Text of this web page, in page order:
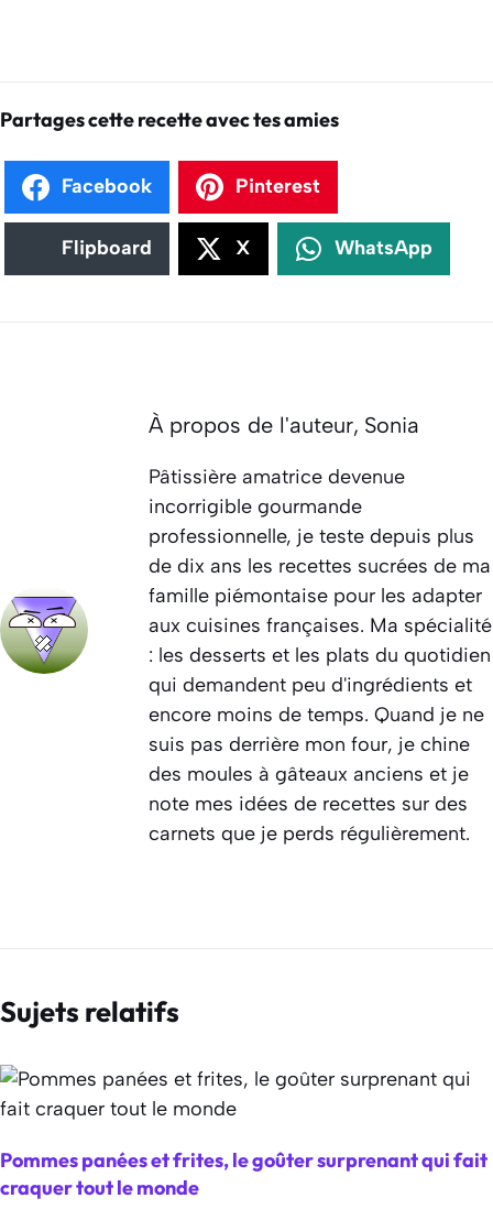
Partages cette recette avec tes amies
Facebook Pinterest
Flipboard X WhatsApp
À propos de l'auteur, Sonia
Pâtissière amatrice devenue
incorrigible gourmande
professionnelle, je teste depuis plus
de dix ans les recettes sucrées de ma
famille piémontaise pour les adapter
aux cuisines françaises. Ma spécialité
: les desserts et les plats du quotidien
qui demandent peu d'ingrédients et
encore moins de temps. Quand je ne
suis pas derrière mon four, je chine
des moules à gâteaux anciens et je
note mes idées de recettes sur des
carnets que je perds régulièrement.
Sujets relatifs
Pommes panées et frites, le goûter surprenant qui fait
craquer tout le monde